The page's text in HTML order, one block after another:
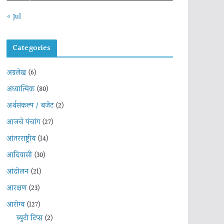
« Jul
Categories
अग्रलेख(6)
अध्यात्मिक(80)
अर्थसंकल्प / बजेट(2)
आजचे पंचांग(27)
आंतरराष्ट्रीय(14)
आदिवासी(30)
आंदोलन(21)
आरक्षण(23)
आरोग्य(127)
ब्युटी टिप्स(2)